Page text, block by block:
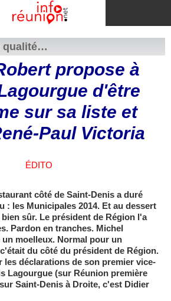
qualité…
propose à
d'être
sur sa liste et
Paul Victoria
ÉDITO
côté de Saint-Denis a duré
: les Municipales 2014. Et au dessert
sûr. Le président de Région l'a
Pardon en tranches. Michel
moelleux. Normal pour un
du côté du président de Région.
les déclarations de son premier vice-
Lagourgue (sur Réunion première
Saint-Denis à Droite, c'est Didier